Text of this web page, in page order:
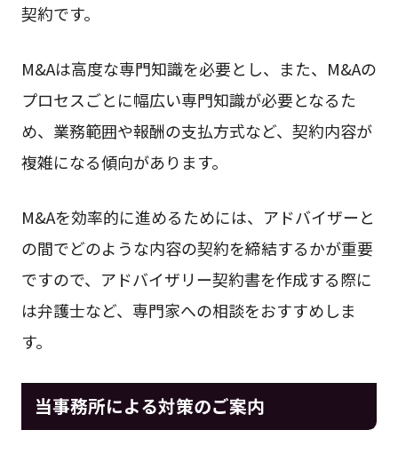
契約です。
M&Aは高度な専門知識を必要とし、また、M&Aの
プロセスごとに幅広い専門知識が必要となるた
め、業務範囲や報酬の支払方式など、契約内容が
複雑になる傾向があります。
M&Aを効率的に進めるためには、アドバイザーと
の間でどのような内容の契約を締結するかが重要
ですので、アドバイザリー契約書を作成する際に
は弁護士など、専門家への相談をおすすめしま
す。
当事務所による対策のご案内